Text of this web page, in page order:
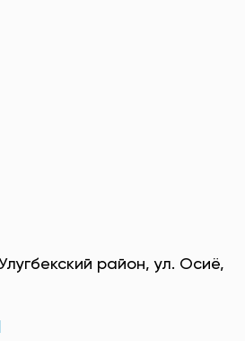
район, ул. Осиё,